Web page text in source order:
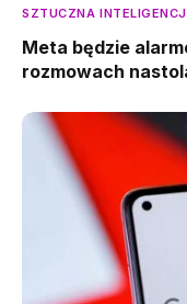
SZTUCZNA
Meta będzie
rozmowach